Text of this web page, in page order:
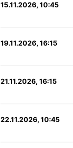
15.11.2026, 10:45
19.11.2026, 16:15
21.11.2026, 16:15
22.11.2026, 10:45